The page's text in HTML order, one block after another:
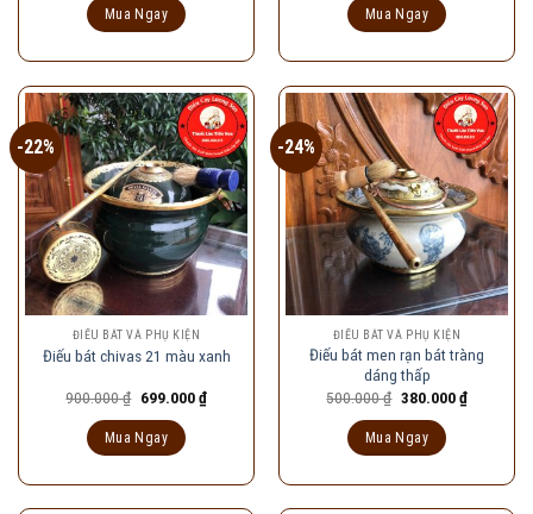
120.000 ₫.
Mua Ngay
950.000 ₫.
Mua Ngay
-22%
ĐIẾU BÁT VÀ PHỤ KIỆN
Điếu bát chivas 21 màu xanh
900.000₫ Giá
900.000 ₫.
699.000₫Giá
hiện
Mua Ngay
-24%
ĐIẾU BÁT VÀ PHỤ KIỆN
Điếu bát men rạn bát tràng
dáng thấp
500.000₫ Giá
500.000 ₫.
380.000₫Giá
hiện
Mua Ngay